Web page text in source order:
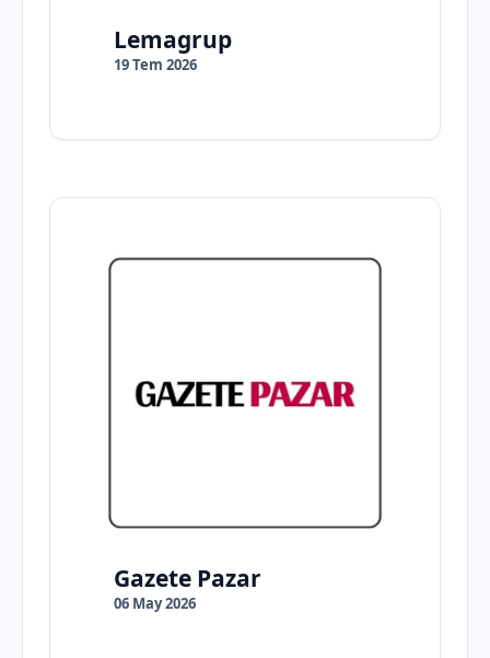
Lemagrup
19 Tem 2026
Gazete Pazar
06 May 2026